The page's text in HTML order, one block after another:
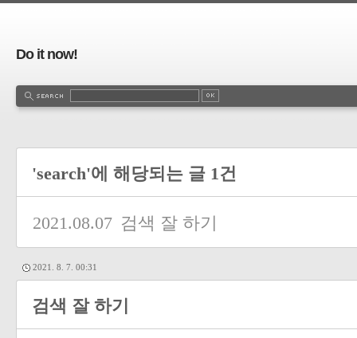
Do it now!
'search'에 해당되는 글 1건
2021.08.07 검색 잘 하기
2021. 8. 7. 00:31
검색 잘 하기